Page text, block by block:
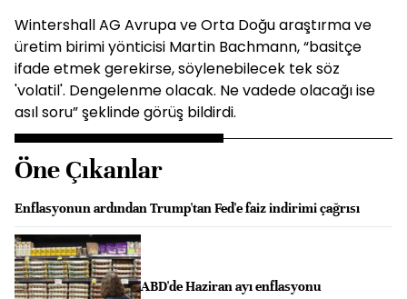
Wintershall AG Avrupa ve Orta Doğu araştırma ve
üretim birimi yönticisi Martin Bachmann, “basitçe
ifade etmek gerekirse, söylenebilecek tek söz
'volatil'. Dengelenme olacak. Ne vadede olacağı ise
asıl soru” şeklinde görüş bildirdi.
Öne Çıkanlar
Enflasyonun ardından Trump'tan Fed'e faiz indirimi çağrısı
ABD'de Haziran ayı enflasyonu